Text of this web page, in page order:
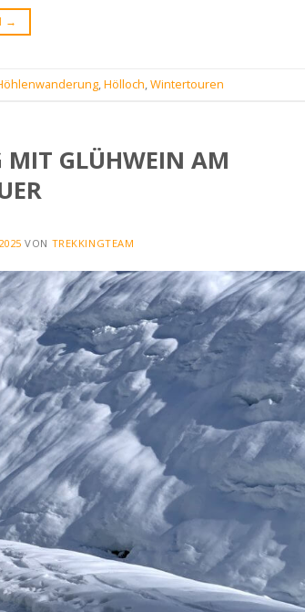
→
,Hölloch,Wintertouren
MIT GLÜHWEIN AM
VON TREKKINGTEAM